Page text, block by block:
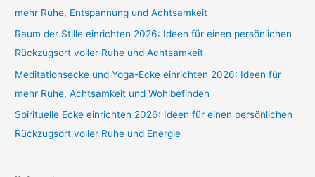
mehr Ruhe, Entspannung und Achtsamkeit
Raum der Stille einrichten 2026: Ideen für einen persönlichen
Rückzugsort voller Ruhe und Achtsamkeit
Meditationsecke und Yoga-Ecke einrichten 2026: Ideen für
mehr Ruhe, Achtsamkeit und Wohlbefinden
Spirituelle Ecke einrichten 2026: Ideen für einen persönlichen
Rückzugsort voller Ruhe und Energie